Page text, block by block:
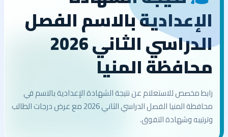
الإعدادية بالاسم الفصل
الدراسي الثاني 2026
محافظة المنيا
رابط مخصص للاستعلام عن نتيجة الشهادة الإعدادية بالاسم في
محافظة المنيا الفصل الدراسي الثاني 2026 مع عرض درجات الطالب
وترتيبه وشهادة التفوق.